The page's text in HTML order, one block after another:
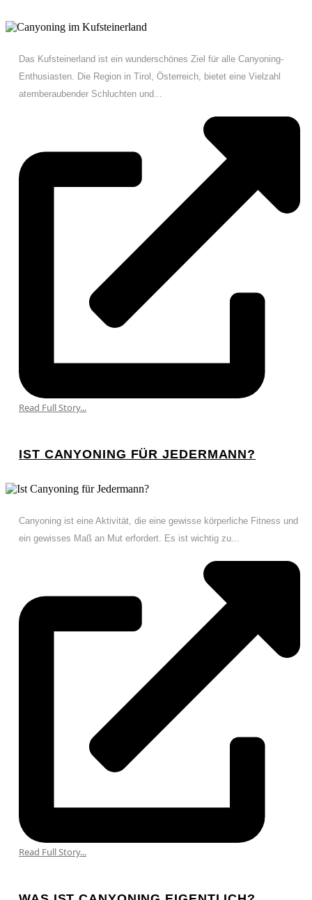
Das Kufsteinerland ist ein wunderschönes Ziel für alle Canyoning-
Enthusiasten. Die Region in Tirol, Österreich, bietet eine Vielzahl
atemberaubender Schluchten und...
Read Full Story...
IST CANYONING FÜR JEDERMANN?
Canyoning ist eine Aktivität, die eine gewisse körperliche Fitness und
ein gewisses Maß an Mut erfordert. Es ist wichtig zu...
Read Full Story...